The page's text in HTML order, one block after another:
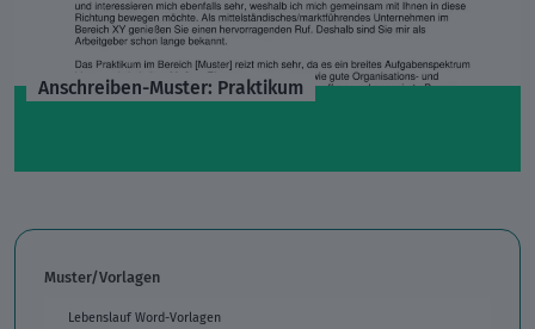
Anschreiben-Muster: Praktikum
Muster/Vorlagen
Lebenslauf Word-Vorlagen